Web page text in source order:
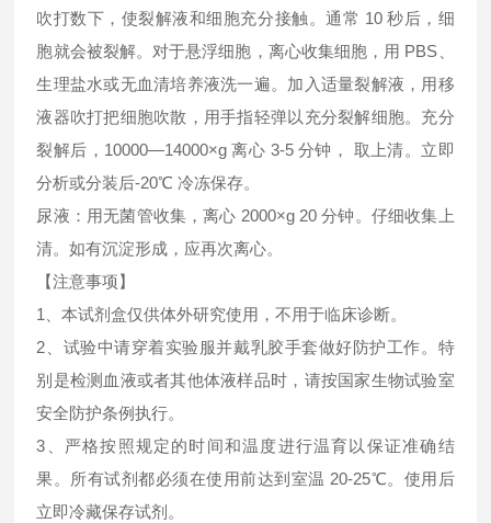
吹打数下，使裂解液和细胞充分接触。通常 10 秒后，细
胞就会被裂解。对于悬浮细胞，离心收集细胞，用 PBS、
生理盐水或无血清培养液洗一遍。加入适量裂解液，用移
液器吹打把细胞吹散，用手指轻弹以充分裂解细胞。充分
裂解后，10000—14000×g 离心 3-5 分钟， 取上清。立即
分析或分装后-20℃ 冷冻保存。
尿液：用无菌管收集，离心 2000×g 20 分钟。仔细收集上
清。如有沉淀形成，应再次离心。
【注意事项】
1、本试剂盒仅供体外研究使用，不用于临床诊断。
2、试验中请穿着实验服并戴乳胶手套做好防护工作。特
别是检测血液或者其他体液样品时，请按国家生物试验室
安全防护条例执行。
3、严格按照规定的时间和温度进行温育以保证准确结
果。所有试剂都必须在使用前达到室温 20-25℃。使用后
立即冷藏保存试剂。